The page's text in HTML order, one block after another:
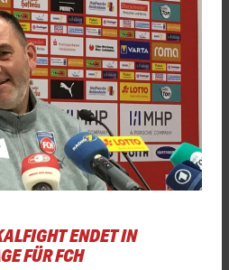
ENDET IN
FÜR FCH